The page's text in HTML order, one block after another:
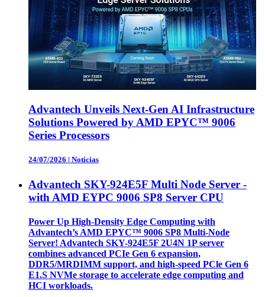
Advantech Unveils Next-Gen AI Infrastructure
Solutions Powered by AMD EPYC™ 9006
Series Processors
24/07/2026 | Noticias
Advantech SKY-924E5F Multi Node Server -
with AMD EYPC 9006 SP8 Server CPU
Power Up High-Density Edge Computing with
Advantech’s AMD EPYC™ 9006 SP8 Multi-Node
Server! Advantech SKY-924E5F 2U4N 1P server
combines advanced PCIe Gen 6 expansion,
DDR5/MRDIMM support, and high-speed PCle Gen 6
E1.S NVMe storage to accelerate edge computing and
HCI workloads.